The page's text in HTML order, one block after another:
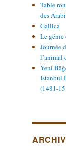
Table
des
Gallica
Le génie
Journée
l’animal
Yeni
Istanbul
(1481-